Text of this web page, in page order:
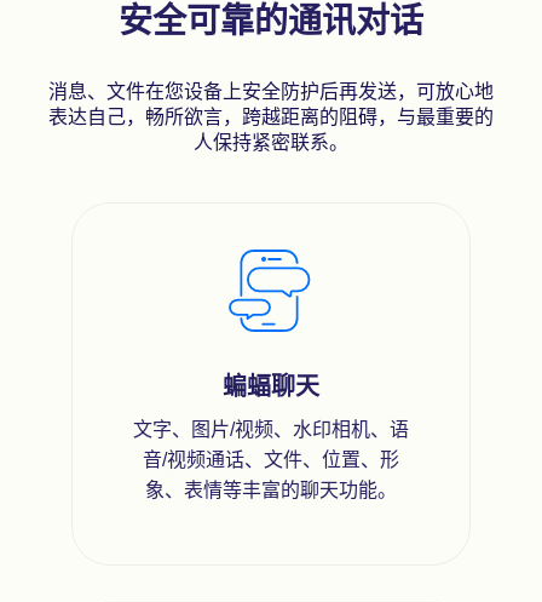
安全可靠的通讯对话
消息、文件在您设备上安全防护后再发送，可放心地
表达自己，畅所欲言，跨越距离的阻碍，与最重要的
人保持紧密联系。
蝙蝠聊天
文字、图片/视频、水印相机、语
音/视频通话、文件、位置、形
象、表情等丰富的聊天功能。